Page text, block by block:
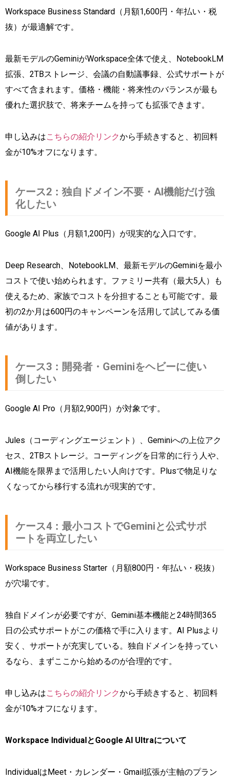
Workspace Business Standard（月額1,600円・年払い・税
抜）が最適解です。
最新モデルのGeminiがWorkspace全体で使え、NotebookLM
拡張、2TBストレージ、会議の自動議事録、公式サポートが
すべて含まれます。価格・機能・将来性のバランスが最も
優れた選択肢で、将来チームを持っても拡張できます。
申し込みはこちらの紹介リンクから手続きすると、初回料
金が10%オフになります。
ケース2：独自ドメイン不要・AI機能だけ強
化したい
Google AI Plus（月額1,200円）が現実的な入口です。
Deep Research、NotebookLM、最新モデルのGeminiを最小
コストで使い始められます。ファミリー共有（最大5人）も
使えるため、家族でコストを分担することも可能です。最
初の2か月は600円のキャンペーンを活用して試してみる価
値があります。
ケース3：開発者・Geminiをヘビーに使い
倒したい
Google AI Pro（月額2,900円）が対象です。
Jules（コーディングエージェント）、Geminiへの上位アク
セス、2TBストレージ。コーディングを日常的に行う人や、
AI機能を限界まで活用したい人向けです。Plusで物足りな
くなってから移行する流れが現実的です。
ケース4：最小コストでGeminiと公式サポ
ートを両立したい
Workspace Business Starter（月額800円・年払い・税抜）
が穴場です。
独自ドメインが必要ですが、Gemini基本機能と24時間365
日の公式サポートがこの価格で手に入ります。AI Plusより
安く、サポートが充実している。独自ドメインを持ってい
るなら、まずここから始めるのが合理的です。
申し込みはこちらの紹介リンクから手続きすると、初回料
金が10%オフになります。
Workspace IndividualとGoogle AI Ultraについて
IndividualはMeet・カレンダー・Gmail拡張が主軸のプラン